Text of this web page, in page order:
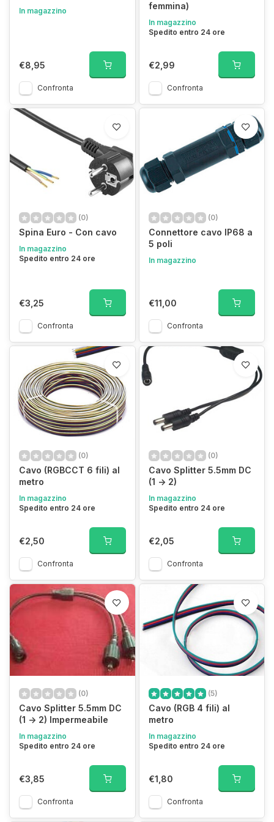
In magazzino
€8,95
Confronta
femmina)
In magazzino
Spedito entro 24 ore
€2,99
Confronta
(0)
Spina Euro - Con cavo
In magazzino
Spedito entro 24 ore
€3,25
Confronta
(0)
Connettore cavo IP68 a
5 poli
In magazzino
€11,00
Confronta
(0)
Cavo (RGBCCT 6 fili) al
metro
In magazzino
Spedito entro 24 ore
€2,50
Confronta
(0)
Cavo Splitter 5.5mm DC
(1 -> 2)
In magazzino
Spedito entro 24 ore
€2,05
Confronta
(0)
Cavo Splitter 5.5mm DC
(1 -> 2) Impermeabile
In magazzino
Spedito entro 24 ore
€3,85
Confronta
(5)
Cavo (RGB 4 fili) al
metro
In magazzino
Spedito entro 24 ore
€1,80
Confronta